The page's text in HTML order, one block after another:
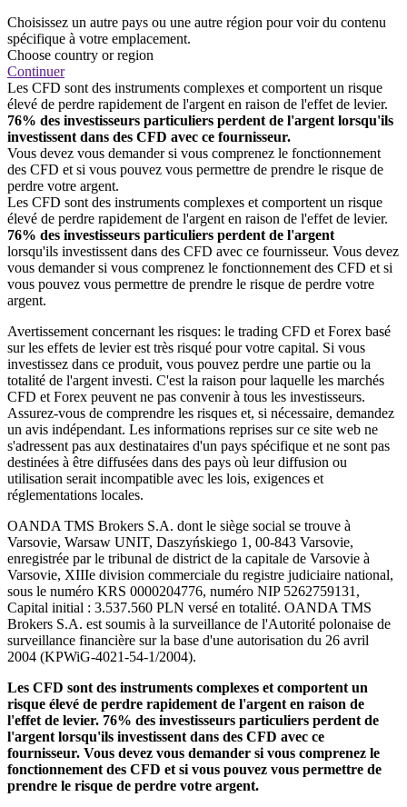
Choisissez un autre pays ou une autre région pour voir du contenu
spécifique à votre emplacement.
Choose country or region
Continuer
Les CFD sont des instruments complexes et comportent un risque
élevé de perdre rapidement de l'argent en raison de l'effet de levier.
76% des investisseurs particuliers perdent de l'argent lorsqu'ils
investissent dans des CFD avec ce fournisseur.
Vous devez vous demander si vous comprenez le fonctionnement
des CFD et si vous pouvez vous permettre de prendre le risque de
perdre votre argent.
Les CFD sont des instruments complexes et comportent un risque
élevé de perdre rapidement de l'argent en raison de l'effet de levier.
76% des investisseurs particuliers perdent de l'argent
lorsqu'ils investissent dans des CFD avec ce fournisseur. Vous devez
vous demander si vous comprenez le fonctionnement des CFD et si
vous pouvez vous permettre de prendre le risque de perdre votre
argent.
Avertissement concernant les risques: le trading CFD et Forex basé
sur les effets de levier est très risqué pour votre capital. Si vous
investissez dans ce produit, vous pouvez perdre une partie ou la
totalité de l'argent investi. C'est la raison pour laquelle les marchés
CFD et Forex peuvent ne pas convenir à tous les investisseurs.
Assurez-vous de comprendre les risques et, si nécessaire, demandez
un avis indépendant. Les informations reprises sur ce site web ne
s'adressent pas aux destinataires d'un pays spécifique et ne sont pas
destinées à être diffusées dans des pays où leur diffusion ou
utilisation serait incompatible avec les lois, exigences et
réglementations locales.
OANDA TMS Brokers S.A. dont le siège social se trouve à
Varsovie, Warsaw UNIT, Daszyńskiego 1, 00-843 Varsovie,
enregistrée par le tribunal de district de la capitale de Varsovie à
Varsovie, XIIIe division commerciale du registre judiciaire national,
sous le numéro KRS 0000204776, numéro NIP 5262759131,
Capital initial : 3.537.560 PLN versé en totalité. OANDA TMS
Brokers S.A. est soumis à la surveillance de l'Autorité polonaise de
surveillance financière sur la base d'une autorisation du 26 avril
2004 (KPWiG-4021-54-1/2004).
Les CFD sont des instruments complexes et comportent un
risque élevé de perdre rapidement de l'argent en raison de
l'effet de levier. 76% des investisseurs particuliers perdent de
l'argent lorsqu'ils investissent dans des CFD avec ce
fournisseur. Vous devez vous demander si vous comprenez le
fonctionnement des CFD et si vous pouvez vous permettre de
prendre le risque de perdre votre argent.